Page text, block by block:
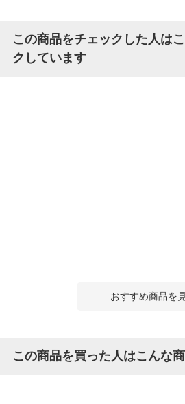
この商品をチェックした人は
クしています
おすすめ商品を
この商品を買った人はこんな